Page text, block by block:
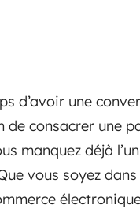
d’avoir une
de consacrer une
manquez déjà
vous soyez dans